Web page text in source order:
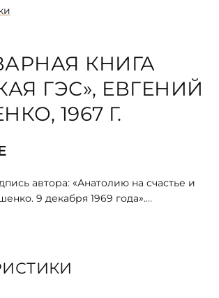
КНИГА
ГЭС», ЕВГЕНИЙ
1967 Г.
автора: «Анатолию на счастье и
9 декабря 1969 года».
в 1965 году в журнале